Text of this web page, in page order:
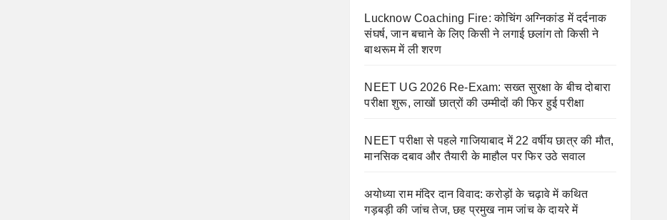
Lucknow Coaching Fire: कोचिंग अग्निकांड में दर्दनाक
संघर्ष, जान बचाने के लिए किसी ने लगाई छलांग तो किसी ने
बाथरूम में ली शरण
NEET UG 2026 Re-Exam: सख्त सुरक्षा के बीच दोबारा
परीक्षा शुरू, लाखों छात्रों की उम्मीदों की फिर हुई परीक्षा
NEET परीक्षा से पहले गाजियाबाद में 22 वर्षीय छात्र की मौत,
मानसिक दबाव और तैयारी के माहौल पर फिर उठे सवाल
अयोध्या राम मंदिर दान विवाद: करोड़ों के चढ़ावे में कथित
गड़बड़ी की जांच तेज, छह प्रमुख नाम जांच के दायरे में